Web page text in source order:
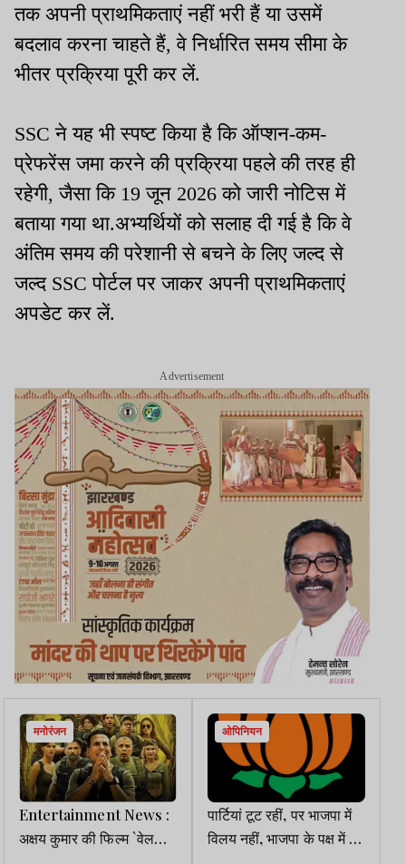
तक अपनी प्राथमिकताएं नहीं भरी हैं या उसमें
बदलाव करना चाहते हैं, वे निर्धारित समय सीमा के
भीतर प्रक्रिया पूरी कर लें.
SSC ने यह भी स्पष्ट किया है कि ऑप्शन-कम-
प्रेफरेंस जमा करने की प्रक्रिया पहले की तरह ही
रहेगी, जैसा कि 19 जून 2026 को जारी नोटिस में
बताया गया था.अभ्यर्थियों को सलाह दी गई है कि वे
अंतिम समय की परेशानी से बचने के लिए जल्द से
जल्द SSC पोर्टल पर जाकर अपनी प्राथमिकताएं
अपडेट कर लें.
Advertisement
मनोरंजन
Entertainment News :
अक्षय कुमार की फिल्म `वेलकम
ओपिनियन
पार्टियां टूट रहीं, पर भाजपा में
विलय नहीं, भाजपा के पक्ष में बन